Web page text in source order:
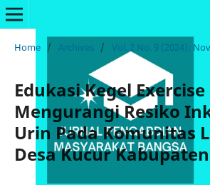
Home / Archives / Vol. 2 No. 9 (2024):
Edukasi Kegel
Mengurangi Resiko
Urin Pada Komunitas
Desa Kucur